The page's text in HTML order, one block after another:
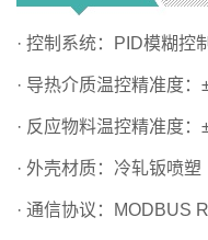
· 控制系统：PID模糊控制
· 导热介质温控精准度
· 反应物料温控精准度
· 外壳材质：冷轧钣喷塑
· 通信协议：MODBUS